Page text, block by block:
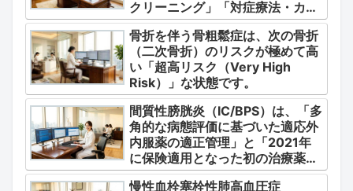
クリーニング」「対症療法・カク
テル療法の適正使用」「画期的な
新薬・DDSの動向」の3つの軸か
ら整理します。
骨折を伴う骨粗鬆症は、次の骨折
（二次骨折）のリスクが極めて高
い「超高リスク（Very High
Risk）」な状態です。
間質性膀胱炎（IC/BPS）は、「多
角的な病態評価に基づいた適応外
内服薬の適正管理」と「2021年
に保険適用となった初の治療薬で
あるジメチルスルホキシド
慢性血栓塞栓性肺高血圧症